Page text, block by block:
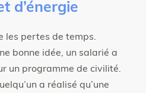
d’énergie
les pertes de temps.
bonne idée, un salarié a
un programme de civilité.
a réalisé qu’une